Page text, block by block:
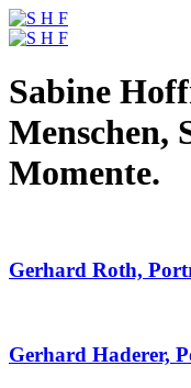
Sabine
Menschen,
Momente.
Gerhard Roth,
Gerhard Haderer,